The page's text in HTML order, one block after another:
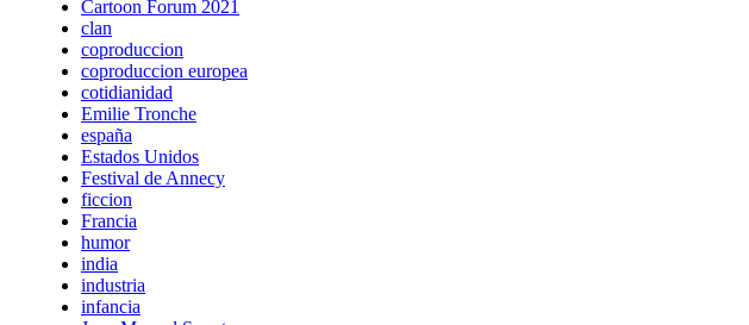
Cartoon Forum 2021
clan
coproduccion
coproduccion europea
cotidianidad
Emilie Tronche
españa
Estados Unidos
Festival de Annecy
ficcion
Francia
humor
india
industria
infancia